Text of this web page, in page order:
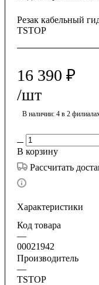
Резак кабельный
TSTOP
16 390 ₽
/шт
В наличии: 4 в 2
В корзину
Рассчитать
Характеристики
Код товара
—
00021942
Производитель
—
TSTOP